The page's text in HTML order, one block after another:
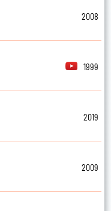
2008
1999
2019
2009